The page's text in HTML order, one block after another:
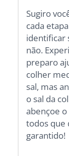
Sugiro
cada
identificar
não.
preparo
colher
sal, mas
o sal da
abençoe
todos que
garantido!